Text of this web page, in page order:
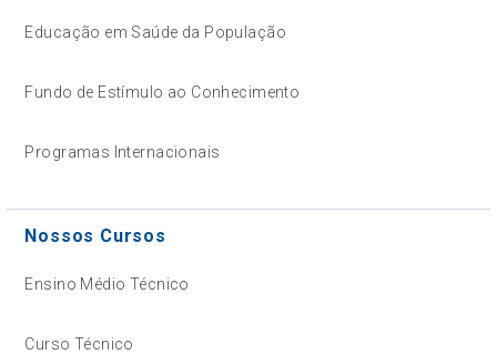
Educação em Saúde da População
Fundo de Estímulo ao Conhecimento
Programas Internacionais
Nossos Cursos
Ensino Médio Técnico
Curso Técnico